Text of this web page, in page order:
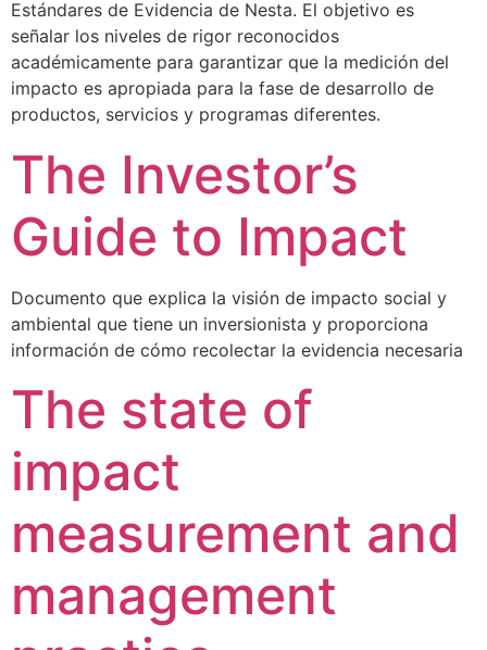
Estándares de Evidencia de Nesta. El objetivo es
señalar los niveles de rigor reconocidos
académicamente para garantizar que la medición del
impacto es apropiada para la fase de desarrollo de
productos, servicios y programas diferentes.
The Investor’s
Guide to Impact
Documento que explica la visión de impacto social y
ambiental que tiene un inversionista y proporciona
información de cómo recolectar la evidencia necesaria
The state of
impact
measurement and
management